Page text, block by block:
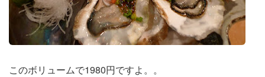
このボリュームで1980円ですよ。。